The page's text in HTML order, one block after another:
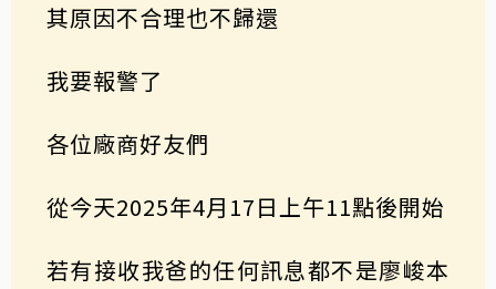
其原因不合理也不歸還
我要報警了
各位廠商好友們
從今天2025年4月17日上午11點後開始
若有接收我爸的任何訊息都不是廖峻本